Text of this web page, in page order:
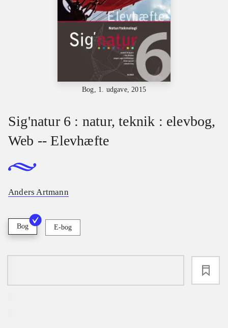
Bog, 1. udgave, 2015
Sig'natur 6 : natur, teknik : elevbog,
Web -- Elevhæfte
Anders Artmann
Bog E-bog